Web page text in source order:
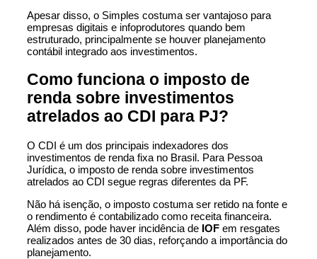
Apesar disso, o Simples costuma ser vantajoso para
empresas digitais e infoprodutores quando bem
estruturado, principalmente se houver planejamento
contábil integrado aos investimentos.
Como funciona o imposto de
renda sobre investimentos
atrelados ao CDI para PJ?
O CDI é um dos principais indexadores dos
investimentos de renda fixa no Brasil. Para Pessoa
Jurídica, o imposto de renda sobre investimentos
atrelados ao CDI segue regras diferentes da PF.
Não há isenção, o imposto costuma ser retido na fonte e
o rendimento é contabilizado como receita financeira.
Além disso, pode haver incidência de IOF em resgates
realizados antes de 30 dias, reforçando a importância do
planejamento.